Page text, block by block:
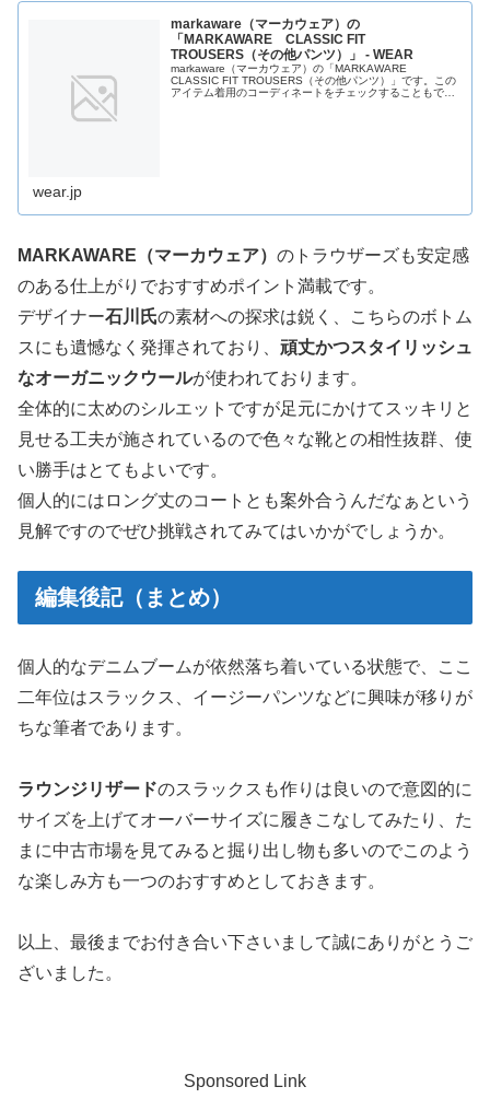
markaware（マーカウェア）の
「MARKAWARE CLASSIC FIT
TROUSERS（その他パンツ）」 - WEAR
markaware（マーカウェア）の「MARKAWARE
CLASSIC FIT TROUSERS（その他パンツ）」です。この
アイテム着用のコーディネートをチェックすることもでき
wear.jp
MARKAWARE（マーカウェア） のトラウザーズも安定感
のある仕上がりでおすすめポイント満載です。
デザイナー石川氏の素材への探求は鋭く、こちらのボトム
スにも遺憾なく発揮されており、 頑丈かつスタイリッシュ
なオーガニックウールが使われております。
全体的に太めのシルエットですが足元にかけてスッキリと
見せる工夫が施されているので色々な靴との相性抜群、使
い勝手はとてもよいです。
個人的にはロング丈のコートとも案外合うんだなぁという
見解ですのでぜひ挑戦されてみてはいかがでしょうか。
編集後記（まとめ）
個人的なデニムブームが依然落ち着いている状態で、ここ
二年位はスラックス、イージーパンツなどに興味が移りが
ちな筆者であります。
ラウンジリザードのスラックスも作りは良いので意図的に
サイズを上げてオーバーサイズに履きこなしてみたり、た
まに中古市場を見てみると掘り出し物も多いのでこのよう
な楽しみ方も一つのおすすめとしておきます。
以上、最後までお付き合い下さいまして誠にありがとうご
ざいました。
Sponsored Link